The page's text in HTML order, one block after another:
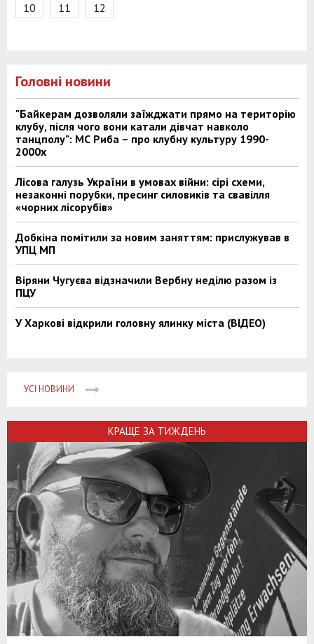
10
11 12
Головні новини
"Байкерам дозволяли заїжджати прямо на територію
клубу, після чого вони катали дівчат навколо
танцполу": МС Риба – про клубну культуру 1990-
2000х
Лісова галузь України в умовах війни: сірі схеми,
незаконні порубки, пресинг силовиків та свавілля
«чорних лісорубів»
Добкіна помітили за новим заняттям: прислужував в
УПЦ МП
Віряни Чугуєва відзначили Вербну неділю разом із
ПЦУ
У Харкові відкрили головну ялинку міста (ВІДЕО)
УСІ НОВИНИ
КРАЩЕ ЗА ТИЖДЕНЬ